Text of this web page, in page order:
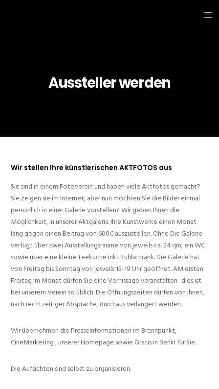
Aussteller werden
Wir stellen Ihre künstlerischen AKTFOTOS aus
Sie sind in einem Fotoverein und haben viele Aktfotos gemacht?
Sie zeigen sie im Internet, aber nun möchten Sie die Bilder einmal
persönlich in einer Galerie vorstellen? Wir geben Ihnen die
Möglichkeit, in unserer Aktgalerie Ihre Kunstwerke einen Monat
lang gegen einen Beitrag von 600€ auszustellen. Ohne Die Galerie
verfügt über zwei Ausstellungsräume von jeweils ca. 24 qm, ein WC
sowie über eine kleine Teeküche inkl. Kühlschrank. Die Galerie hat
von Freitag bis Sonntag von jeweils 15-19 Uhr geöffnet. AM ersten
Freitag im Monat dürfen Sie eine Vernissage veranstalten- dies ist
bei unserem Verein so üblich. Die Öffnungszeiten dürfen von Ihnen,
nach rechtzeitiger Absprache, durchaus verlängert werden.
Wir übernehmen die Presseinformationen im Brennpunkt,
CineMarketing , unserer Homepage sowie Gratis in Berlin für Sie.
Die Aufsichten sind selbst zu organisieren.